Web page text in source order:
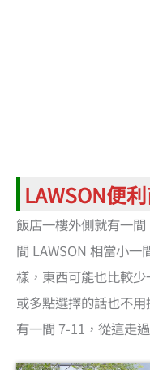
LAWSON便
飯店一樓外側就有一
間 LAWSON 相當小
樣，東西可能也比較
或多點選擇的話也不
有一間 7-11，從這走